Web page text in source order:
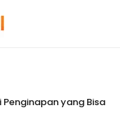
yang Bisa